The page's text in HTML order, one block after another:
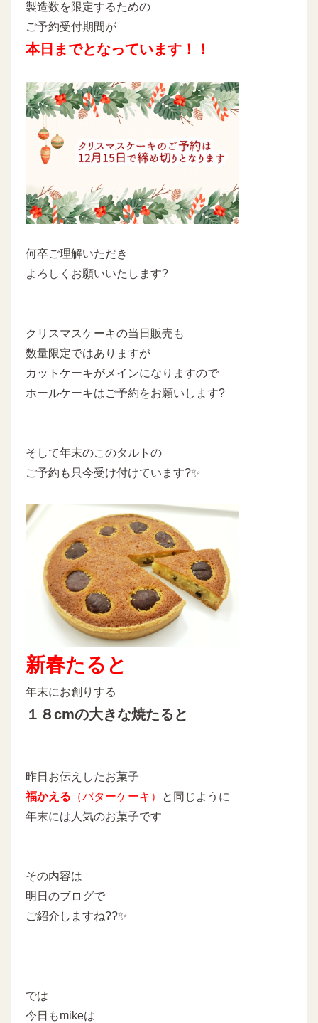
製造数を限定するための
ご予約受付期間が
本日までとなっています！！
何卒ご理解いただき
よろしくお願いいたします?
クリスマスケーキの当日販売も
数量限定ではありますが
カットケーキがメインになりますので
ホールケーキはご予約をお願いします?
そして年末のこのタルトの
ご予約も只今受け付けています?✨
新春たると
年末にお創りする
１８cmの大きな焼たると
昨日お伝えしたお菓子
福かえる （バターケーキ）
と同じように
年末には人気のお菓子です
その内容は
明日のブログで
ご紹介しますね??✨
では
今日もmikeは